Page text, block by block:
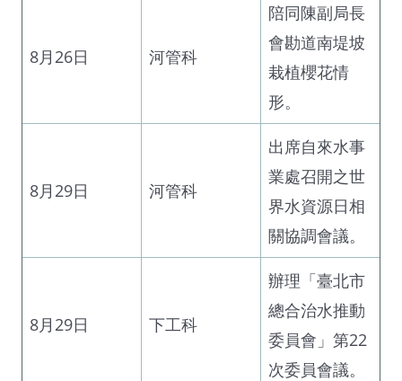
8月26日 河管科
陪同陳副局長
會勘道南堤坡
栽植櫻花情
形。
8月29日 河管科
出席自來水事
業處召開之世
界水資源日相
關協調會議。
8月29日 下工科
辦理「臺北市
總合治水推動
委員會」第22
次委員會議。